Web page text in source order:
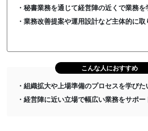
・秘書業務を通じて経営陣の近くで業務を
・業務改善提案や運用設計など主体的に
こんな人におすすめ
・組織拡大や上場準備のプロセスを学びた
・経営陣に近い立場で幅広い業務をサポ